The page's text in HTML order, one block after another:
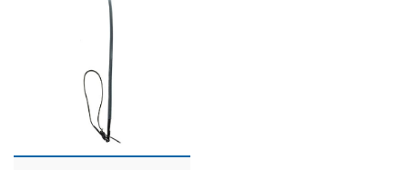
PREMIER EQUINE INSEKTBESKYTTELSE